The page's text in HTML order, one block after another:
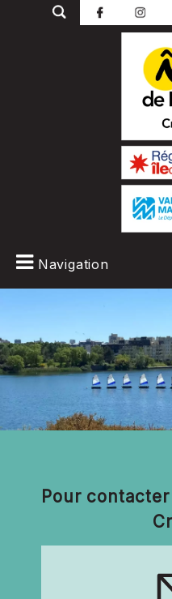
Navigation
Pour